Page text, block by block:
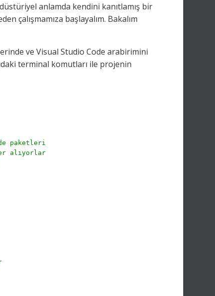
anlamda kendini kanıtlamış bir
çalışmamıza başlayalım. Bakalım
ve Visual Studio Code arabirimini
terminal komutları ile projenin
paketleri
alıyorlar